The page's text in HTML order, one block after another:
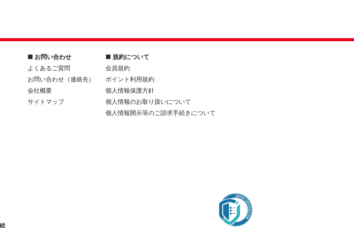
■ お問い合わせ
よくあるご質問
お問い合わせ（連絡先）
会社概要
サイトマップ
■ 規約について
会員規約
ポイント利用規約
個人情報保護方針
個人情報のお取り扱いについて
個人情報開示等のご請求手続きについて